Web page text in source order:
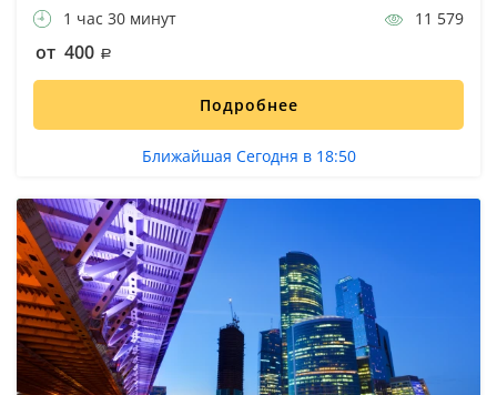
1 час 30 минут
11 579
от 400
Подробнее
Ближайшая Сегодня в 18:50